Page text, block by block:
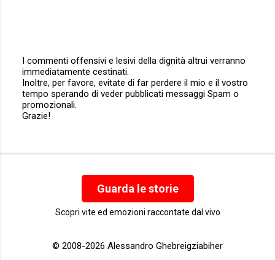
P
o
s
t
a
c
I commenti offensivi e lesivi della dignità altrui verranno
immediatamente cestinati.
Inoltre, per favore, evitate di far perdere il mio e il vostro
tempo sperando di veder pubblicati messaggi Spam o
promozionali.
Grazie!
Guarda le storie
Scopri vite ed emozioni raccontate dal vivo
© 2008-2026 Alessandro Ghebreigziabiher